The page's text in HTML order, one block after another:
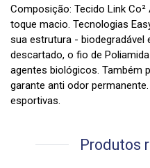
Composição: Tecido Link Co²
toque macio. Tecnologias
sua estrutura - biodegradável
descartado, o fio de
agentes biológicos. Também
garante anti odor
esportivas.
Produtos